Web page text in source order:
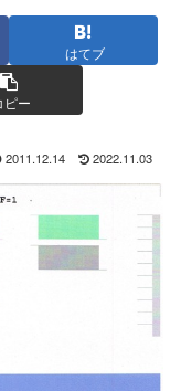
はてブ
ピー
2011.12.14 2022.11.03